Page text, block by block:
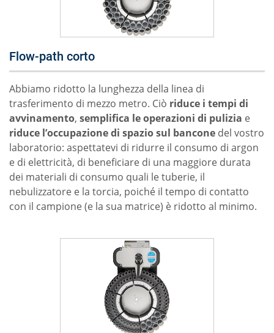
Flow-path corto
Abbiamo ridotto la lunghezza della linea di
trasferimento di mezzo metro. Ciò riduce i tempi di
avvinamento, semplifica le operazioni di pulizia e
riduce l’occupazione di spazio sul bancone del vostro
laboratorio: aspettatevi di ridurre il consumo di argon
e di elettricità, di beneficiare di una maggiore durata
dei materiali di consumo quali le tuberie, il
nebulizzatore e la torcia, poiché il tempo di contatto
con il campione (e la sua matrice) è ridotto al minimo.